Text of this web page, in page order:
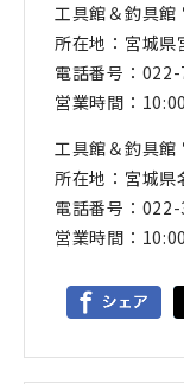
工具館＆釣具館
所在地：宮城県
電話番号：
営業時間：
工具館＆釣具館
所在地：宮城
電話番号：
営業時間：